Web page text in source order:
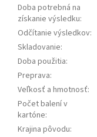
Doba potrebná na
získanie výsledku:
Odčítanie výsledkov:
Skladovanie:
Doba použitia:
Preprava:
Veľkosť a hmotnosť:
Počet balení v
kartóne:
Krajina pôvodu: